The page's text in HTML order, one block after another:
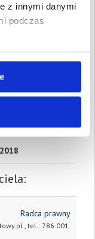
z innymi danymi
podczas
245,57 PLN
654,39 PLN
Radca prawny
, tel.: 786 001